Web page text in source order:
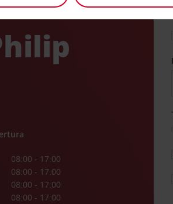
08:00 - 17:00
08:00 - 17:00
08:00 - 17:00
08:00 - 17:00